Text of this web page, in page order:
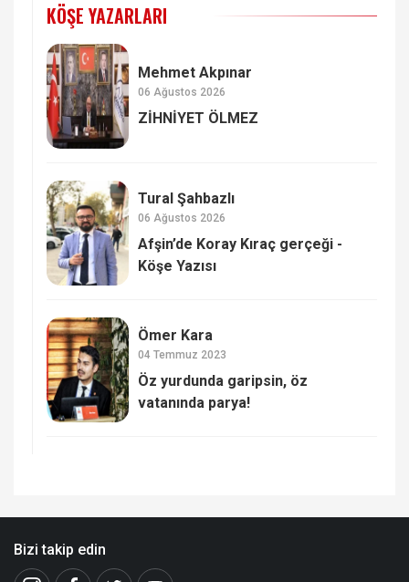
KÖŞE YAZARLARI
Mehmet Akpınar
06 Ağustos 2026
ZİHNİYET ÖLMEZ
Tural Şahbazlı
06 Ağustos 2026
Afşin’de Koray Kıraç gerçeği -
Köşe Yazısı
Ömer Kara
04 Temmuz 2023
Öz yurdunda garipsin, öz
vatanında parya!
Bizi takip edin